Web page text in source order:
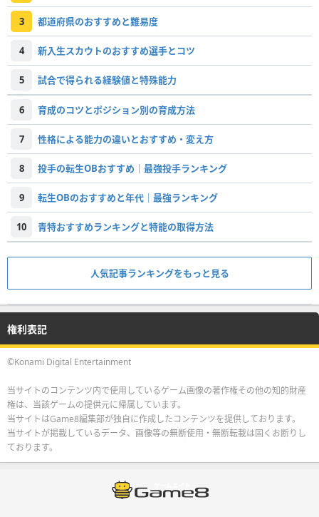
3 都道府県のおすすめと難易度
4 新入生スカウトのおすすめ選手とコツ
5 試合で得られる経験値と特殊能力
6 育成のコツとポジション別の育成方法
7 性格による能力の違いとおすすめ・変え方
8 投手の転生OBおすすめ｜最強投手ランキング
9 転生OBのおすすめと年代｜最強ランキング
10 青特おすすめランキングと特能の取得方法
人気記事ランキングをもっと見る
権利表記
©Konami Digital Entertainment
当サイトのコンテンツ内で使用しているゲーム画像の著作権その他の知的財産
権は、当該ゲームの提供元に帰属しています。
当サイトはGame8編集部が独自に作成したコンテンツを提供しております。
当サイトが掲載しているデータ、画像等の無断使用・無断転載は固くお断りし
ております。